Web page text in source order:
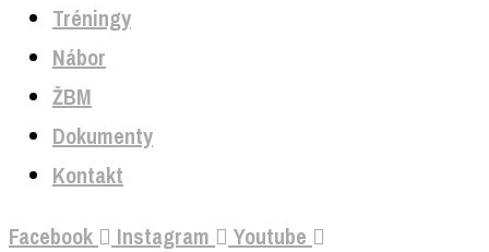
Tréningy
Nábor
ŽBM
Dokumenty
Kontakt
Facebook Instagram Youtube